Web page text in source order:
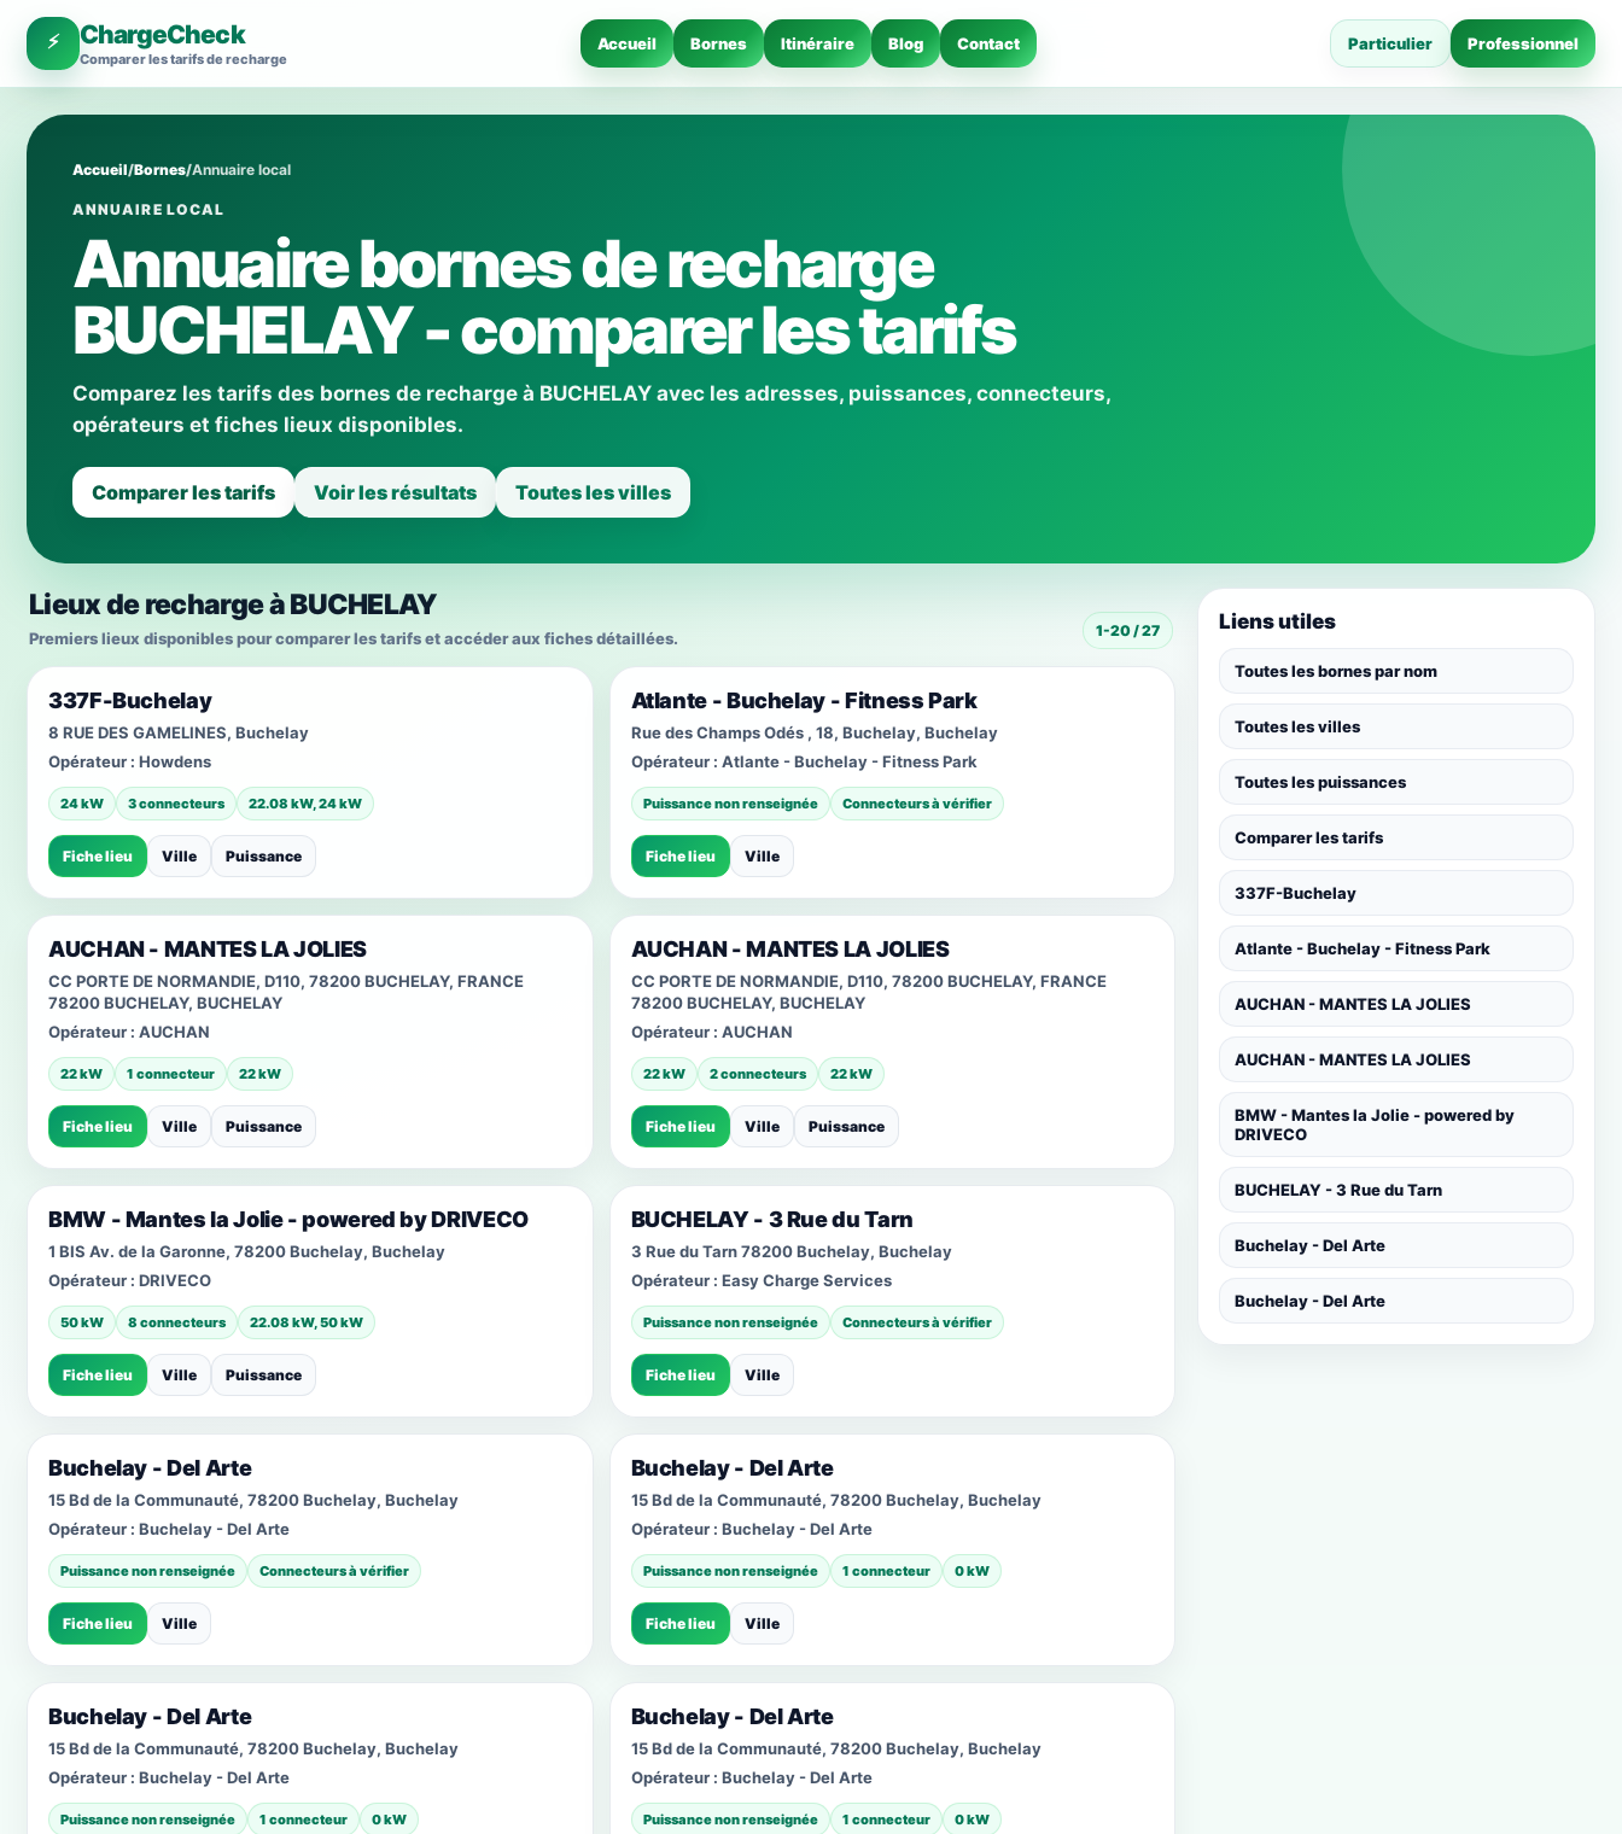
⚡ ChargeCheck
Comparer les tarifs de recharge
Accueil Bornes Itinéraire Blog Contact Particulier Professionnel
Accueil/Bornes/Annuaire local
ANNUAIRE LOCAL
Annuaire bornes de recharge
BUCHELAY - comparer les tarifs
Comparez les tarifs des bornes de recharge à BUCHELAY avec les adresses, puissances, connecteurs,
opérateurs et fiches lieux disponibles.
Comparer les tarifs Voir les résultats Toutes les villes
Lieux de recharge à BUCHELAY
Premiers lieux disponibles pour comparer les tarifs et accéder aux fiches détaillées. 1-20 / 27
337F-Buchelay
8 RUE DES GAMELINES, Buchelay
Opérateur : Howdens
24 kW 3 connecteurs 22.08 kW, 24 kW
Fiche lieu Ville Puissance
Atlante - Buchelay - Fitness Park
Rue des Champs Odés , 18, Buchelay, Buchelay
Opérateur : Atlante - Buchelay - Fitness Park
Puissance non renseignée Connecteurs à vérifier
Fiche lieu Ville
AUCHAN - MANTES LA JOLIES
CC PORTE DE NORMANDIE, D110, 78200 BUCHELAY, FRANCE
78200 BUCHELAY, BUCHELAY
Opérateur : AUCHAN
22 kW 1 connecteur 22 kW
Fiche lieu Ville Puissance
AUCHAN - MANTES LA JOLIES
CC PORTE DE NORMANDIE, D110, 78200 BUCHELAY, FRANCE
78200 BUCHELAY, BUCHELAY
Opérateur : AUCHAN
22 kW 2 connecteurs 22 kW
Fiche lieu Ville Puissance
BMW - Mantes la Jolie - powered by DRIVECO
1 BIS Av. de la Garonne, 78200 Buchelay, Buchelay
Opérateur : DRIVECO
50 kW 8 connecteurs 22.08 kW, 50 kW
Fiche lieu Ville Puissance
BUCHELAY - 3 Rue du Tarn
3 Rue du Tarn 78200 Buchelay, Buchelay
Opérateur : Easy Charge Services
Puissance non renseignée Connecteurs à vérifier
Fiche lieu Ville
Buchelay - Del Arte
15 Bd de la Communauté, 78200 Buchelay, Buchelay
Opérateur : Buchelay - Del Arte
Puissance non renseignée Connecteurs à vérifier
Fiche lieu Ville
Buchelay - Del Arte
15 Bd de la Communauté, 78200 Buchelay, Buchelay
Opérateur : Buchelay - Del Arte
Puissance non renseignée 1 connecteur 0 kW
Fiche lieu Ville
Buchelay - Del Arte
15 Bd de la Communauté, 78200 Buchelay, Buchelay
Opérateur : Buchelay - Del Arte
Puissance non renseignée 1 connecteur 0 kW
Buchelay - Del Arte
15 Bd de la Communauté, 78200 Buchelay, Buchelay
Opérateur : Buchelay - Del Arte
Puissance non renseignée 1 connecteur 0 kW
Liens utiles
Toutes les bornes par nom
Toutes les villes
Toutes les puissances
Comparer les tarifs
337F-Buchelay
Atlante - Buchelay - Fitness Park
AUCHAN - MANTES LA JOLIES
AUCHAN - MANTES LA JOLIES
BMW - Mantes la Jolie - powered by
DRIVECO
BUCHELAY - 3 Rue du Tarn
Buchelay - Del Arte
Buchelay - Del Arte